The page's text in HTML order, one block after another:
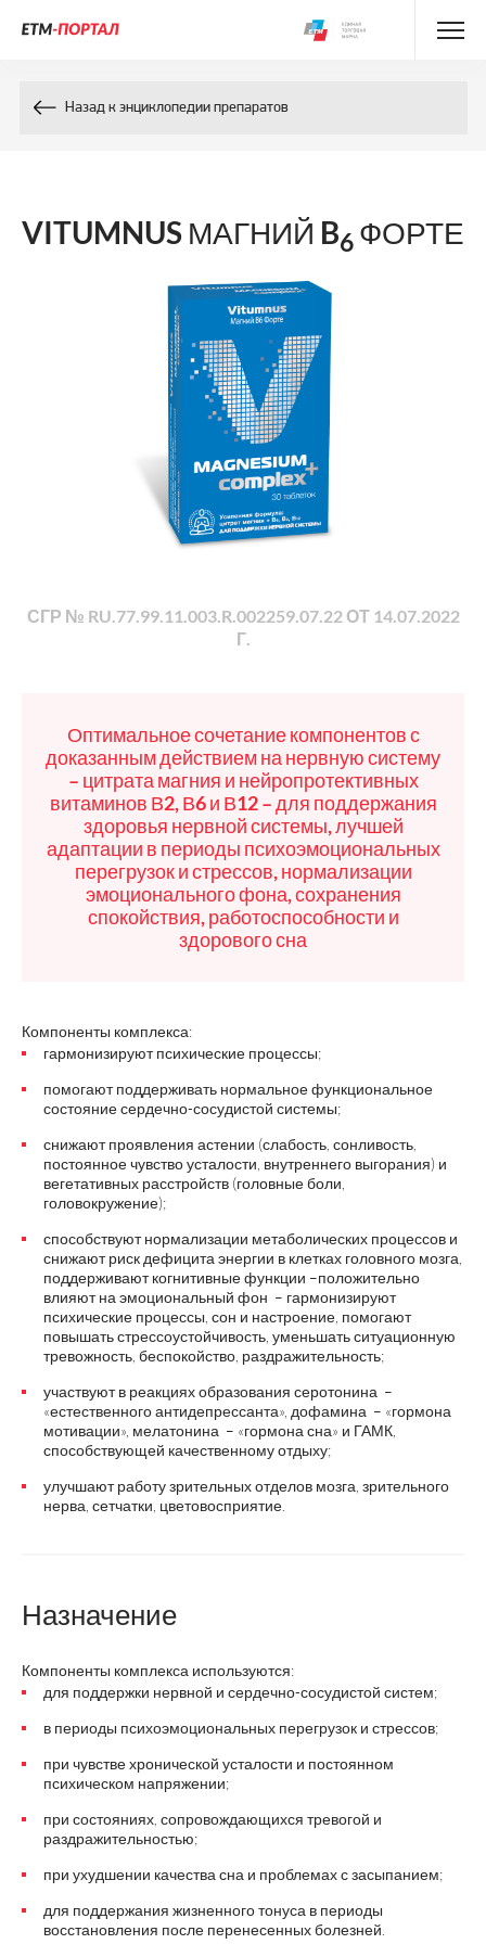
Назад к энциклопедии препаратов
VITUMNUS МАГНИЙ B6 ФОРТЕ
СГР № RU.77.99.11.003.R.002259.07.22 ОТ 14.07.2022
Г.
Оптимальное сочетание компонентов с
доказанным действием на нервную систему
– цитрата магния и нейропротективных
витаминов В2, В6 и В12 – для поддержания
здоровья нервной системы, лучшей
адаптации в периоды психоэмоциональных
перегрузок и стрессов, нормализации
эмоционального фона, сохранения
спокойствия, работоспособности и
здорового сна
Компоненты комплекса:
гармонизируют психические процессы;
помогают поддерживать нормальное функциональное
состояние сердечно-сосудистой системы;
снижают проявления астении (слабость, сонливость,
постоянное чувство усталости, внутреннего выгорания) и
вегетативных расстройств (головные боли,
головокружение);
способствуют нормализации метаболических процессов и
снижают риск дефицита энергии в клетках головного мозга,
поддерживают когнитивные функции –положительно
влияют на эмоциональный фон – гармонизируют
психические процессы, сон и настроение, помогают
повышать стрессоустойчивость, уменьшать ситуационную
тревожность, беспокойство, раздражительность;
участвуют в реакциях образования серотонина –
«естественного антидепрессанта», дофамина – «гормона
мотивации», мелатонина – «гормона сна» и ГАМК,
способствующей качественному отдыху;
улучшают работу зрительных отделов мозга, зрительного
нерва, сетчатки, цветовосприятие.
Назначение
Компоненты комплекса используются:
для поддержки нервной и сердечно-сосудистой систем;
в периоды психоэмоциональных перегрузок и стрессов;
при чувстве хронической усталости и постоянном
психическом напряжении;
при состояниях, сопровождающихся тревогой и
раздражительностью;
при ухудшении качества сна и проблемах с засыпанием;
для поддержания жизненного тонуса в периоды
восстановления после перенесенных болезней.